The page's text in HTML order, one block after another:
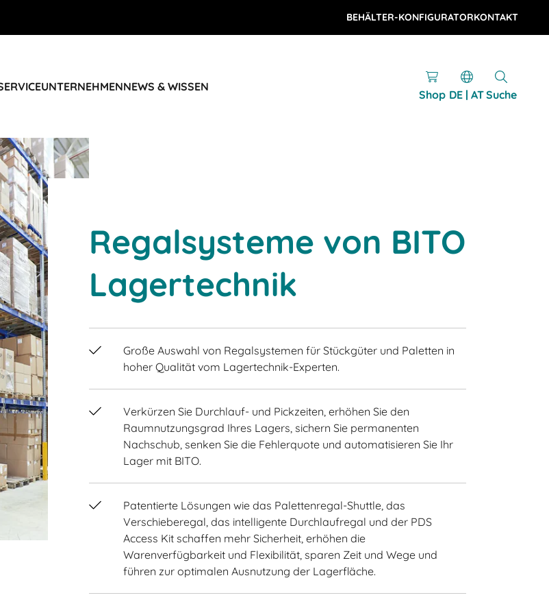
BEHÄLTER-KONFIGURATORKONTAKT
UNTERNEHMENNEWS & WISSEN
Shop DE | ATSuche
Regalsysteme von BITO
Lagertechnik
Große Auswahl von Regalsystemen für Stückgüter und Paletten in
hoher Qualität vom Lagertechnik-Experten.
Verkürzen Sie Durchlauf- und Pickzeiten, erhöhen Sie den
Raumnutzungsgrad Ihres Lagers, sichern Sie permanenten
Nachschub, senken Sie die Fehlerquote und automatisieren Sie Ihr
Lager mit BITO.
Patentierte Lösungen wie das Palettenregal-Shuttle, das
Verschieberegal, das intelligente Durchlaufregal und der PDS
Access Kit schaffen mehr Sicherheit, erhöhen die
Warenverfügbarkeit und Flexibilität, sparen Zeit und Wege und
führen zur optimalen Ausnutzung der Lagerfläche.